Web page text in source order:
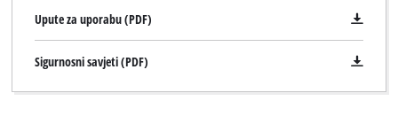
Upute za uporabu (PDF)
Sigurnosni savjeti (PDF)